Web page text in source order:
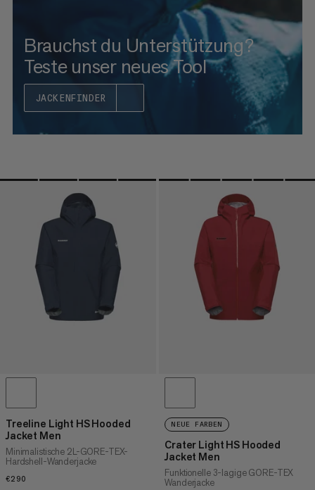
Brauchst du Unterstützung?
Teste unser neues Tool
JACKENFINDER
Treeline Light HS Hooded
Jacket Men
Minimalistische 2L-GORE-TEX-
Hardshell-Wanderjacke
€290
NEUE FARBEN
Crater Light HS Hooded
Jacket Men
Funktionelle 3-lagige GORE-TEX
Wanderjacke